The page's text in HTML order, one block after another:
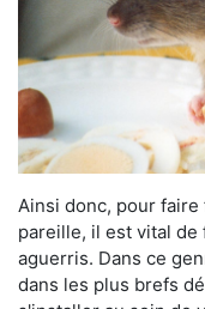
Ainsi donc, pour
pareille, il est vital
aguerris. Dans ce
dans les plus brefs